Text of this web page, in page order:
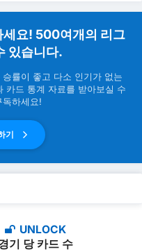
세요! 500여개의 리그
있습니다.
률이 좋고 다소 인기가 없는
카드 통계 자료를 받아보실 수
하세요!
기
UNLOCK
기 당 카드 수